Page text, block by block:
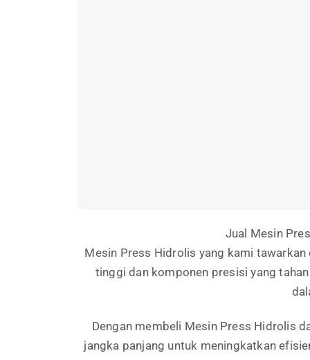
Jual Mesin
Mesin Press Hidrolis yang kami
tinggi dan komponen presisi yang
Dengan membeli Mesin Press Hidrolis
jangka panjang untuk meningkatkan